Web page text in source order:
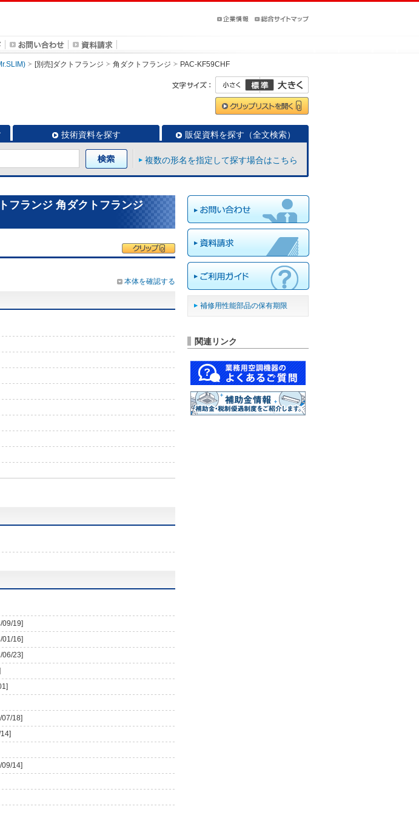
[別売]ダクトフランジ 角ダクトフランジ PAC-KF59CHF
技術資料を探す 販促資料を探す（全文検索）
複数の形名を指定して探す場合はこちら
フランジ 角ダクトフランジ
本体を確認する
09/19]
01/16]
06/23]
07/18]
09/14]
補修用性能部品の保有期限
関連リンク